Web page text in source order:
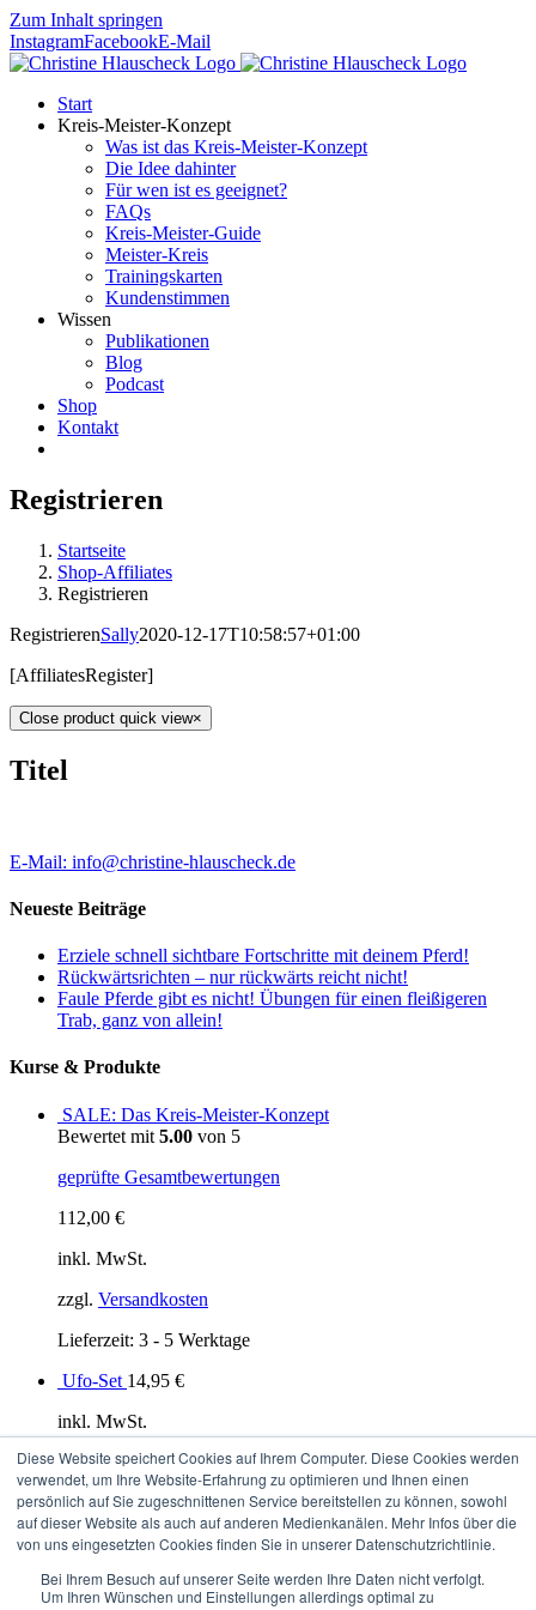
Diese Website speichert Cookies auf Ihrem Computer. Diese Cookies werden
verwendet, um Ihre Website-Erfahrung zu optimieren und Ihnen einen
persönlich auf Sie zugeschnittenen Service bereitstellen zu können, sowohl
auf dieser Website als auch auf anderen Medienkanälen. Mehr Infos über die
von uns eingesetzten Cookies finden Sie in unserer Datenschutzrichtlinie.
Bei Ihrem Besuch auf unserer Seite werden Ihre Daten nicht verfolgt.
Um Ihren Wünschen und Einstellungen allerdings optimal zu
Zum Inhalt springen
InstagramFacebookE-Mail
Start
Kreis-Meister-Konzept
Was ist das Kreis-Meister-Konzept
Die Idee dahinter
Für wen ist es geeignet?
FAQs
Kreis-Meister-Guide
Meister-Kreis
Trainingskarten
Kundenstimmen
Wissen
Publikationen
Blog
Podcast
Shop
Kontakt
Registrieren
Startseite
Shop-Affiliates
Registrieren
RegistrierenSally2020-12-17T10:58:57+01:00
[AffiliatesRegister]
Close product quick view×
Titel
E-Mail: info@christine-hlauscheck.de
Neueste Beiträge
Erziele schnell sichtbare Fortschritte mit deinem Pferd!
Rückwärtsrichten – nur rückwärts reicht nicht!
Faule Pferde gibt es nicht! Übungen für einen fleißigeren
Trab, ganz von allein!
Kurse & Produkte
SALE: Das Kreis-Meister-Konzept
Bewertet mit 5.00 von 5
geprüfte Gesamtbewertungen
112,00 €
inkl. MwSt.
zzgl. Versandkosten
Lieferzeit: 3 - 5 Werktage
Ufo-Set 14,95 €
inkl. MwSt.
zzgl.Versandkosten
Lieferzeit: 3 - 5 Werktage
Datenschutzerklärung
AGB